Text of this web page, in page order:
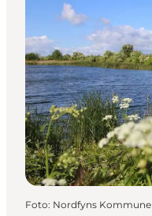
Foto: Nordfyns Kommune